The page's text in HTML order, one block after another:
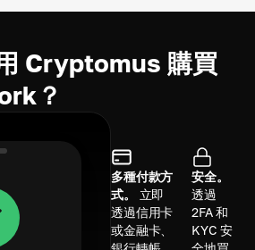
Cryptomus 購買
？
多種付款方
式。
立即
透過信用卡
或金融卡、
安全。
透過
2FA 和
KYC 安